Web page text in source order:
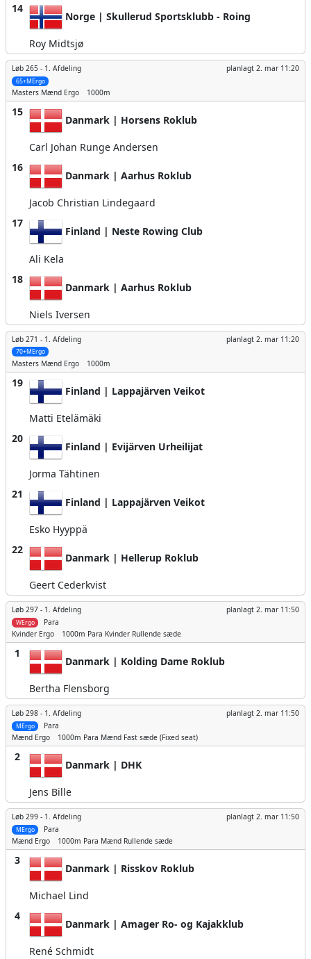
14
Norge | Skullerud Sportsklubb - Roing
Roy Midtsjø
Løb 265 - 1. Afdeling planlagt 2. mar 11:20
65+MErgo
Masters Mænd Ergo 1000m
15
Danmark | Horsens Roklub
Carl Johan Runge Andersen
16
Danmark | Aarhus Roklub
Jacob Christian Lindegaard
17
Finland | Neste Rowing Club
Ali Kela
18
Danmark | Aarhus Roklub
Niels Iversen
Løb 271 - 1. Afdeling planlagt 2. mar 11:20
70+MErgo
Masters Mænd Ergo 1000m
19
Finland | Lappajärven Veikot
Matti Etelämäki
20
Finland | Evijärven Urheilijat
Jorma Tähtinen
21
Finland | Lappajärven Veikot
Esko Hyyppä
22
Danmark | Hellerup Roklub
Geert Cederkvist
Løb 297 - 1. Afdeling
Para
planlagt 2. mar 11:50
WErgo
Kvinder Ergo 1000m Para Kvinder Rullende sæde
1
Danmark | Kolding Dame Roklub
Bertha Flensborg
Løb 298 - 1. Afdeling
Para
planlagt 2. mar 11:50
MErgo
Mænd Ergo 1000m Para Mænd Fast sæde (Fixed seat)
2
Danmark | DHK
Jens Bille
Løb 299 - 1. Afdeling
Para
planlagt 2. mar 11:50
MErgo
Mænd Ergo 1000m Para Mænd Rullende sæde
3
Danmark | Risskov Roklub
Michael Lind
4
Danmark | Amager Ro- og Kajakklub
René Schmidt